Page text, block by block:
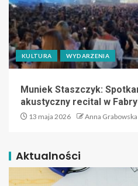
KULTURA WYDARZENIA
Muniek Staszczyk:
akustyczny recital w
13 maja 2026 Anna Grabowska
Aktualności